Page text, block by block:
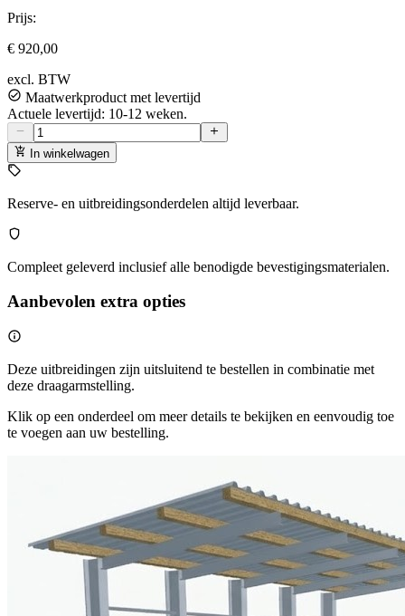
Prijs:
€ 920,00
excl. BTW
Maatwerkproduct met levertijd
Actuele levertijd: 10-12 weken.
In winkelwagen
Reserve- en uitbreidingsonderdelen altijd leverbaar.
Compleet geleverd inclusief alle benodigde bevestigingsmaterialen.
Aanbevolen extra opties
Deze uitbreidingen zijn uitsluitend te bestellen in combinatie met
deze draagarmstelling.
Klik op een onderdeel om meer details te bekijken en eenvoudig toe
te voegen aan uw bestelling.